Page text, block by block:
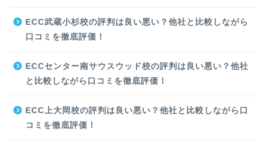
ECC武蔵小杉校の評判は良い悪い？他社と比較しながら
口コミを徹底評価！
ECCセンター南サウスウッド校の評判は良い悪い？他社
と比較しながら口コミを徹底評価！
ECC上大岡校の評判は良い悪い？他社と比較しながら口
コミを徹底評価！